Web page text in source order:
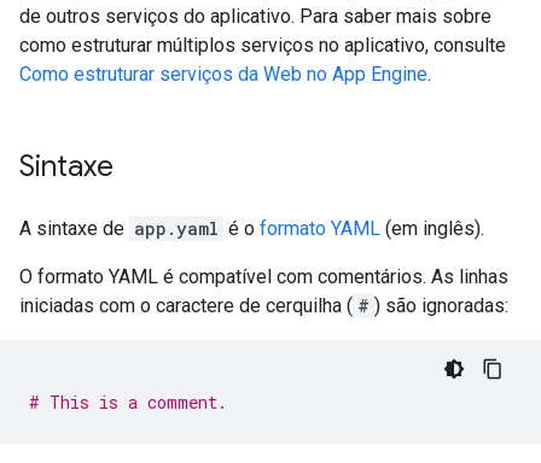
de outros serviços do aplicativo. Para saber mais sobre
como estruturar múltiplos serviços no aplicativo, consulte
Como estruturar serviços da Web no App Engine.
Sintaxe
A sintaxe de app.yaml é o formato YAML (em inglês).
O formato YAML é compatível com comentários. As linhas
iniciadas com o caractere de cerquilha ( # ) são ignoradas:
# This is a comment.